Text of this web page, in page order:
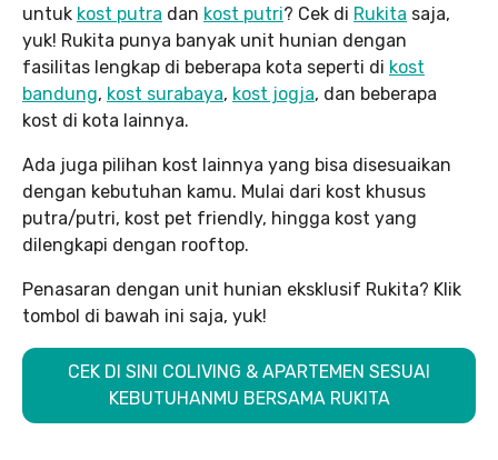
untuk kost putra dan kost putri? Cek di Rukita saja,
yuk! Rukita punya banyak unit hunian dengan
fasilitas lengkap di beberapa kota seperti di kost
bandung, kost surabaya, kost jogja, dan beberapa
kost di kota lainnya.
Ada juga pilihan kost lainnya yang bisa disesuaikan
dengan kebutuhan kamu. Mulai dari kost khusus
putra/putri, kost pet friendly, hingga kost yang
dilengkapi dengan rooftop.
Penasaran dengan unit hunian eksklusif Rukita? Klik
tombol di bawah ini saja, yuk!
CEK DI SINI COLIVING & APARTEMEN SESUAI
KEBUTUHANMU BERSAMA RUKITA